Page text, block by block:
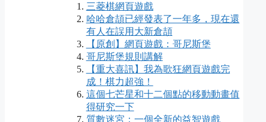
三菱棋網頁遊戲
哈哈倉頡已經發表了一年多，現在還
有人在誤用大新倉頡
【原創】網頁遊戲：哥尼斯堡
哥尼斯堡規則講解
【重大喜訊】我為歌狂網頁遊戲完
成！棋力超強！
這個七芒星和十二個點的移動動畫值
得研究一下
質數迷宮：一個全新的益智遊戲